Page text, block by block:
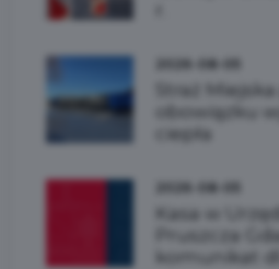
2026-08-05
Straż
obowiązku
ciepła
2026-08-05
Kasa w
Pruszcza
komunikat